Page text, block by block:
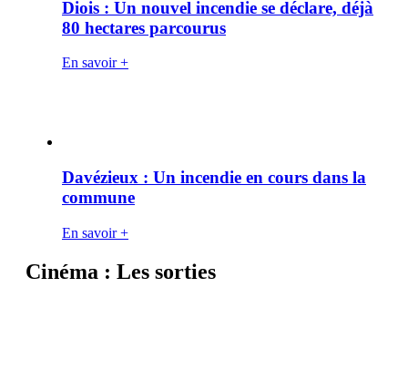
Diois : Un nouvel incendie se déclare, déjà
80 hectares parcourus
En savoir +
Davézieux : Un incendie en cours dans la
commune
En savoir +
Cinéma : Les sorties